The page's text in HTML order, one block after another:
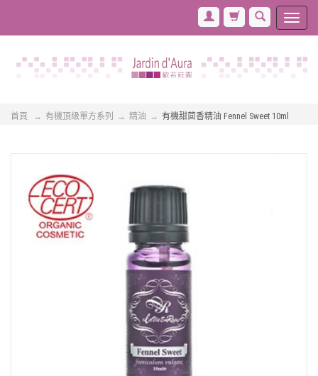
首頁 有機頂級單方系列 精油 有機甜茴香精油 Fennel Sweet 10ml